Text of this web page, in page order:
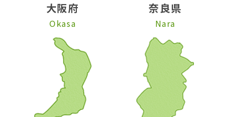
大阪府
Okasa
奈良県
Nara